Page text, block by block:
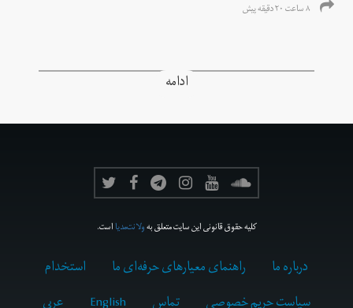
۸ ساعت ۲۰ دقیقه پیش
ادامه
کلیه حقوق قانونی این سایت متعلق بهولانت‌مدیااست.
درباره ما راهنمای معیارهای حرفه‌ای ما
استخدام